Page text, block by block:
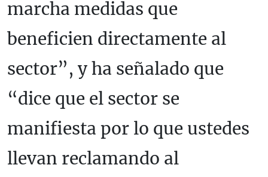
marcha medidas que
beneficien directamente al
sector”, y ha señalado que
“dice que el sector se
manifiesta por lo que ustedes
llevan reclamando al